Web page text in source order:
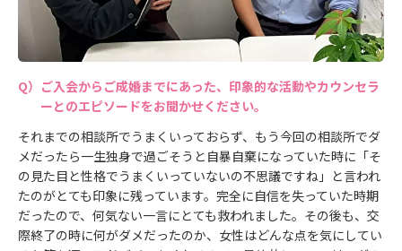
ご入会からご成婚までにあった、印象的な活動やカウンセラ
ーとのエピソードをお聞かせください。
それまでの相談所でうまくいっておらず、もう今回の相談所でダ
メだったら一生独身で過ごそうと自暴自棄になっていた時に「そ
の見た目と性格でうまくいっていないの不思議ですね」と言われ
たのがとても印象に残っています。完全に自信を失っていた時期
だったので、何気ない一言にとても救われました。その後も、交
際終了の時に何がダメだったのか、女性はどんな点を気にしてい